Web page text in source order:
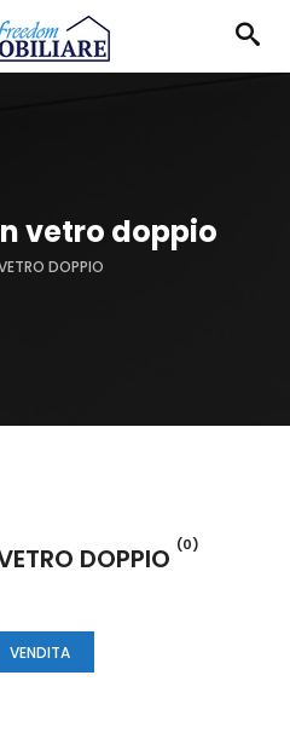
vetro doppio
DOPPIO
DOPPIO (0)
VENDITA